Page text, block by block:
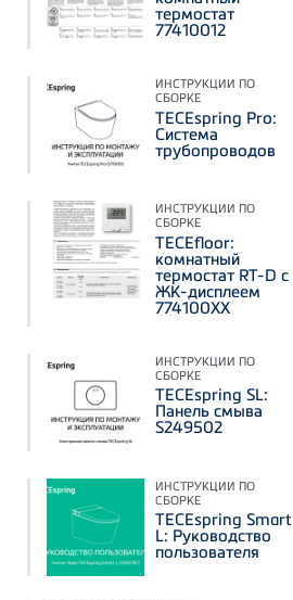
термостат
77410012
ИНСТРУКЦИИ ПО
СБОРКЕ
TECEspring Pro:
Система
трубопроводов
ИНСТРУКЦИИ ПО
СБОРКЕ
TECEfloor:
комнатный
термостат RT-D с
ЖК-дисплеем
774100XX
ИНСТРУКЦИИ ПО
СБОРКЕ
TECEspring SL:
Панель смыва
S249502
ИНСТРУКЦИИ ПО
СБОРКЕ
TECEspring Smart
L: Руководство
пользователя